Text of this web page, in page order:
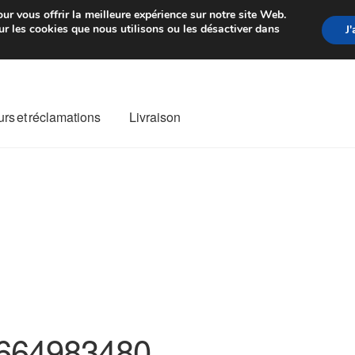
de 7 EUR Du lundi au
et réclamations Livraison
vous offrir la meilleure expérience sur notre site Web.
les cookies que nous utilisons ou les désactiver dans